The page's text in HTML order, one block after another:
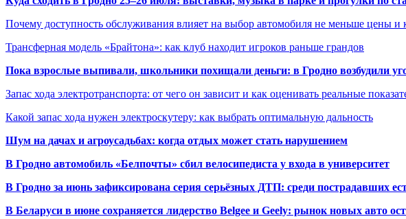
Почему доступность обслуживания влияет на выбор автомобиля не меньше цены и
Трансферная модель «Брайтона»: как клуб находит игроков раньше грандов
Пока взрослые выпивали, школьники похищали деньги: в Гродно возбудили
Запас хода электротранспорта: от чего он зависит и как оценивать реальные
Какой запас хода нужен электроскутеру: как выбрать оптимальную дальность
Шум на дачах и агроусадьбах: когда отдых может стать нарушением
В Гродно автомобиль «Белпочты» сбил велосипедиста у входа в университет
В Гродно за июнь зафиксирована серия серьёзных ДТП: среди пострадавших
В Беларуси в июне сохраняется лидерство Belgee и Geely: рынок новых авто